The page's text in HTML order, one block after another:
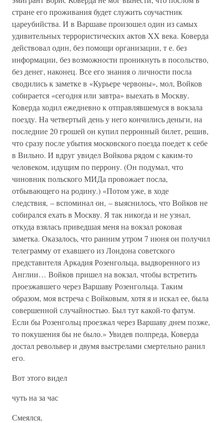
стране его проживания будет служить соучастник
цареубийства. И в Варшаве произошел один из самых
удивительных террористических актов XX века. Коверда
действовал один, без помощи организации, т е. без
информации, без возможности проникнуть в посольство,
без денег, наконец. Все его знания о личности посла
сводились к заметке в «Курьере червоны», мол, Войков
собирается «сегодня или завтра» выехать в Москву.
Коверда ходил ежедневно к отправлявшемуся в вокзала
поезду. На четвертый день у него кончились деньги, на
последние 20 грошей он купил перронный билет, решив,
что сразу после убытия московского поезда поедет к себе
в Вильно. И вдруг увидел Войкова рядом с каким-то
человеком, идущим по перрону. (Он подумал, что
чиновник польского МИДа провожает посла,
отбывающего на родину.) «Потом уже, в ходе
следствия, – вспоминал он, – выяснилось, что Войков не
собирался ехать в Москву. Я так никогда и не узнал,
откуда взялась приведшая меня на вокзал роковая
заметка. Оказалось, что ранним утром 7 июня он получил
телеграмму от ехавшего из Лондона советского
представителя Аркадия Розенгольца, выдворенного из
Англии… Войков пришел на вокзал, чтобы встретить
проезжавшего через Варшаву Розенгольца. Таким
образом, моя встреча с Войковым, хотя я и искал ее, была
совершенной случайностью. Был тут какой-то фатум.
Если бы Розенгольц проезжал через Варшаву днем позже,
то покушения бы не было.» Увидев полпреда, Коверда
достал револьвер и двумя выстрелами смертельно ранил
его.
Вот этого видел
чуть на за час
Смеялся,